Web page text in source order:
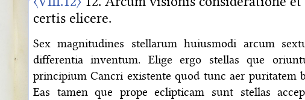
certis elicere.
Sex magnitudines stellarum huiusmodi arcum
differentia inventum. Elige ergo stellas que
principium Cancri existente quod tunc aer puritatem
Eas tamen que prope eclipticam sunt stellas